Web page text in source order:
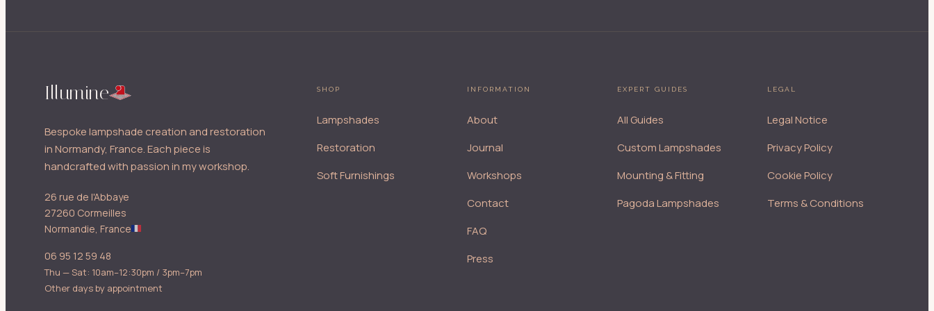
Illumine
Bespoke lampshade creation and restoration
in Normandy, France. Each piece is
handcrafted with passion in my workshop.
26 rue de l'Abbaye
27260 Cormeilles
Normandie, France
06 95 12 59 48
Thu — Sat: 10am–12:30pm / 3pm–7pm
Other days by appointment
SHOP
Lampshades
Restoration
Soft Furnishings
INFORMATION
About
Journal
Workshops
Contact
FAQ
Press
EXPERT GUIDES
All Guides
Custom Lampshades
Mounting & Fitting
Pagoda Lampshades
LEGAL
Legal Notice
Privacy Policy
Cookie Policy
Terms & Conditions